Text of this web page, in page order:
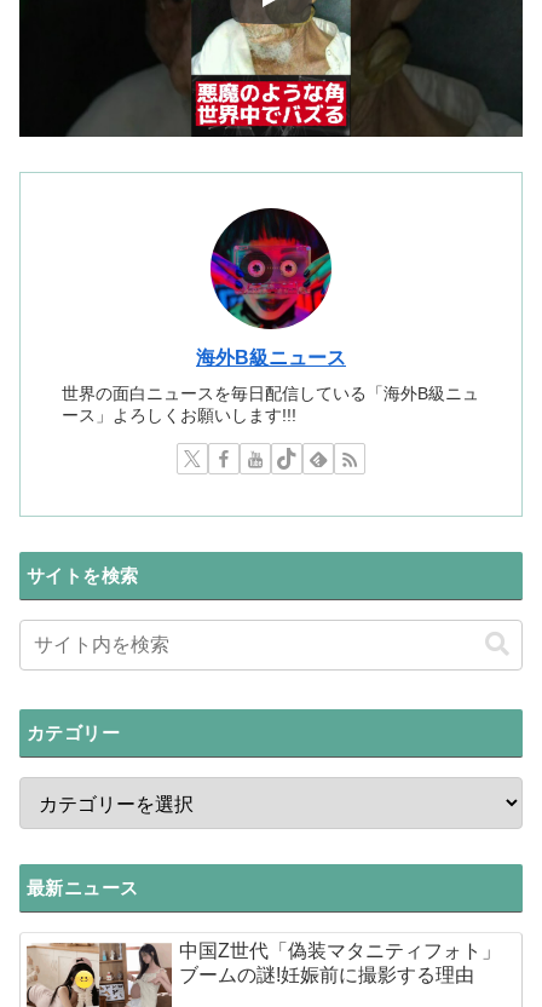
海外B級ニュース
世界の面白ニュースを毎日配信している「海外B級ニュ
ース」よろしくお願いします!!!
サイトを検索
カテゴリー
最新ニュース
中国Z世代「偽装マタニティフォト」
ブームの謎!妊娠前に撮影する理由